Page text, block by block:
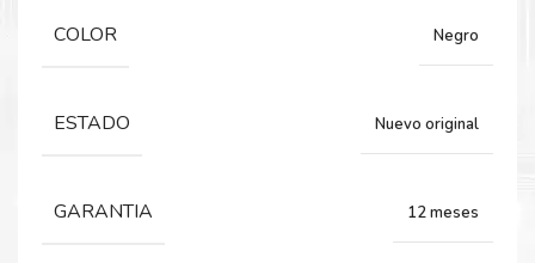
COLOR Negro
ESTADO Nuevo original
GARANTIA 12 meses